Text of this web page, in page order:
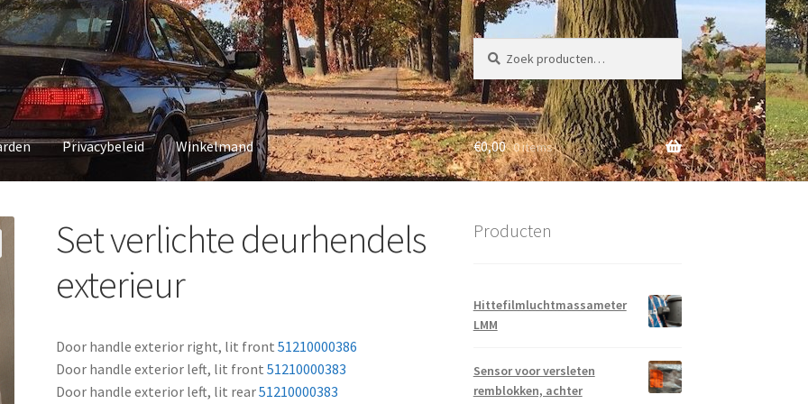
Zoeken
naar:
Zoeken
Privacybeleid Winkelmand €0,00 0 items
Set verlichte deurhendels
exterieur
Door handle exterior right, lit front51210000386
Door handle exterior left, lit front51210000383
Door handle exterior left, lit rear51210000383
Producten
Hittefilmluchtmassameter
LMM
Sensor voor versleten
remblokken, achter